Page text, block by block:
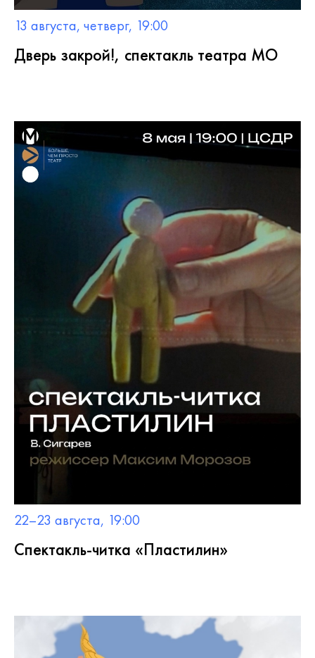
13 августа, четверг, 19:00
Дверь закрой!, спектакль театра МО
22–23 августа, 19:00
Спектакль-читка «Пластилин»